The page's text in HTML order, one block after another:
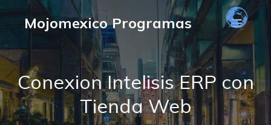
Mojomexico Programas
Conexion Intelisis ERP con
Tienda Web